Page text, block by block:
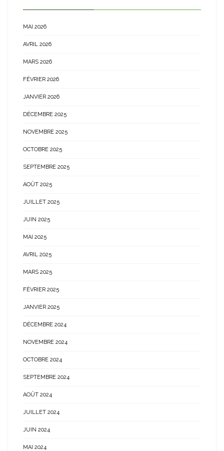
MAI 2026
AVRIL 2026
MARS 2026
FÉVRIER 2026
JANVIER 2026
DÉCEMBRE 2025
NOVEMBRE 2025
OCTOBRE 2025
SEPTEMBRE 2025
AOÛT 2025
JUILLET 2025
JUIN 2025
MAI 2025
AVRIL 2025
MARS 2025
FÉVRIER 2025
JANVIER 2025
DÉCEMBRE 2024
NOVEMBRE 2024
OCTOBRE 2024
SEPTEMBRE 2024
AOÛT 2024
JUILLET 2024
JUIN 2024
MAI 2024